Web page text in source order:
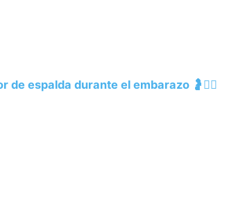
espalda durante el embarazo 🤰🧘‍♀️